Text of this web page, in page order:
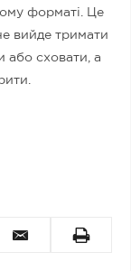
форматі. Це
вийде тримати
або сховати, а